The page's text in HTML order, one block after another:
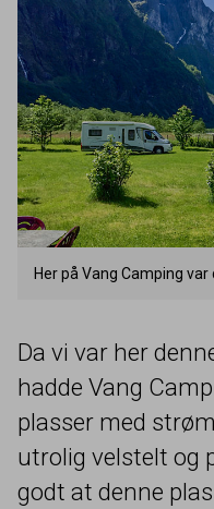
Her på Vang Camping
Da vi var her
hadde Vang
plasser med
utrolig velstelt og
godt at denne